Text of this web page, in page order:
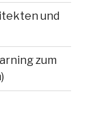
und
zum